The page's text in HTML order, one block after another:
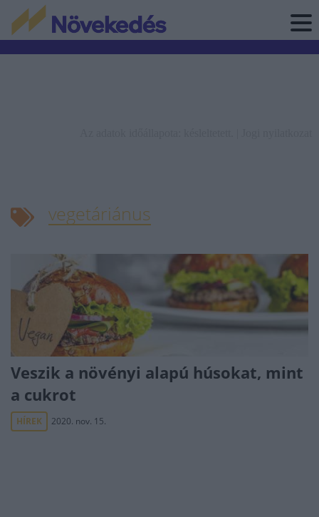
vegetáriánus
Veszik a növényi alapú húsokat, mint
a cukrot
HÍREK 2020. nov. 15.